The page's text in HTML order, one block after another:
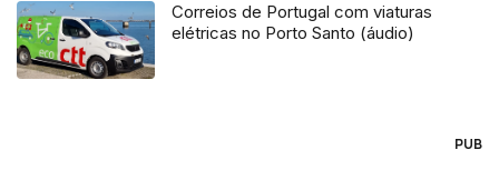
Correios de Portugal com viaturas
elétricas no Porto Santo (áudio)
PUB